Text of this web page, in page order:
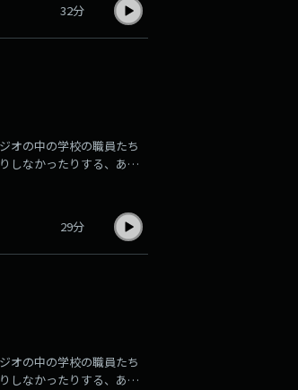
32分
オの中の学校の職員たち
しなかったりする、あの
29分
オの中の学校の職員たち
しなかったりする、あの